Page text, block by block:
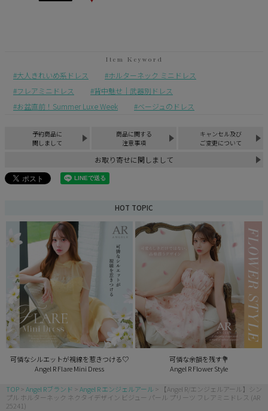
大人きれいめ系ドレス
ホルターネック ミニドレス
フレアミニドレス
背中魅せ｜武器別ドレス
お盆直前！Summer Luxe Week
ベージュのドレス
予約商品に
関しまして
商品に関する
注意事項
キャンセル及び
ご変更について
お取り寄せに関しまして
HOT TOPIC
可憐なシルエットが視線を惹きつける♡
Angel R Flare Mini Dress
可憐な余韻を残す💐
Angel R Flower Style
TOP Angel Rブランド Angel R エンジェルアール
【Angel R/エンジェルアール】シン
プル ホルターネック ネクタイデザイン ビジュー パール プリーツ フレアミニドレス (AR
25241)